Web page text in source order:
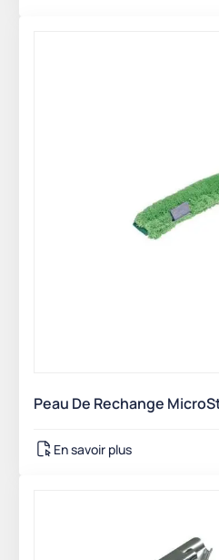
Peau De Rechange
En savoir plus